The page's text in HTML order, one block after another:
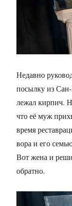
Недавно
посылку из
лежал кирпич.
что её муж
время
вора и его
Вот жена и
обратно.